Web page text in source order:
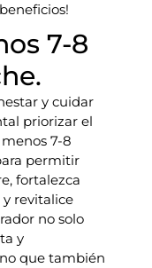
7-8
y cuidar
priorizar el
7-8
permitir
fortalezca
revitalice
no solo
y
que también